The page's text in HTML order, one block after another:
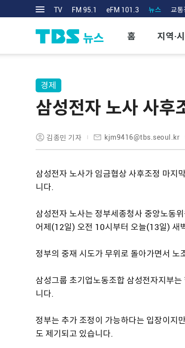
TV FM 95.1 eFM 101.3 뉴스 교통
홈 지역·
경제
삼성전자 노사 사후
김종민 기자 kjm9416@tbs.seoul.kr
삼성전자 노사가 임금협상 사후조정 마지
니다.
삼성전자 노사는 정부세종청사 중앙노동
어제(12일) 오전 10시부터 오늘(13일) 새
정부의 중재 시도가 무위로 돌아가면서 노
삼성그룹 초기업노동조합 삼성전자지부
니다.
정부는 추가 조정이 가능하다는 입장이지
도 제기되고 있습니다.